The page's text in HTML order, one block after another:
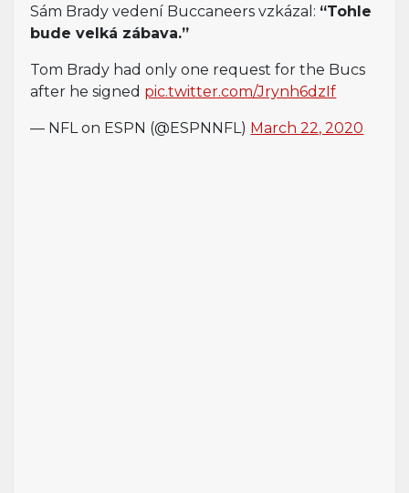
Sám Brady vedení Buccaneers vzkázal: “Tohle
bude velká zábava.”
Tom Brady had only one request for the Bucs
after he signed pic.twitter.com/Jrynh6dzIf
— NFL on ESPN (@ESPNNFL) March 22, 2020